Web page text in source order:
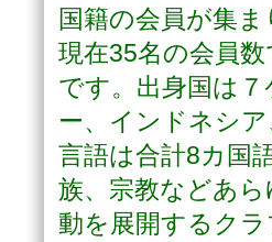
国籍の会員が集
現在35名の会員
です。出身国は
ー、インドネシ
言語は合計8カ国
族、宗教などあ
動を展開するク